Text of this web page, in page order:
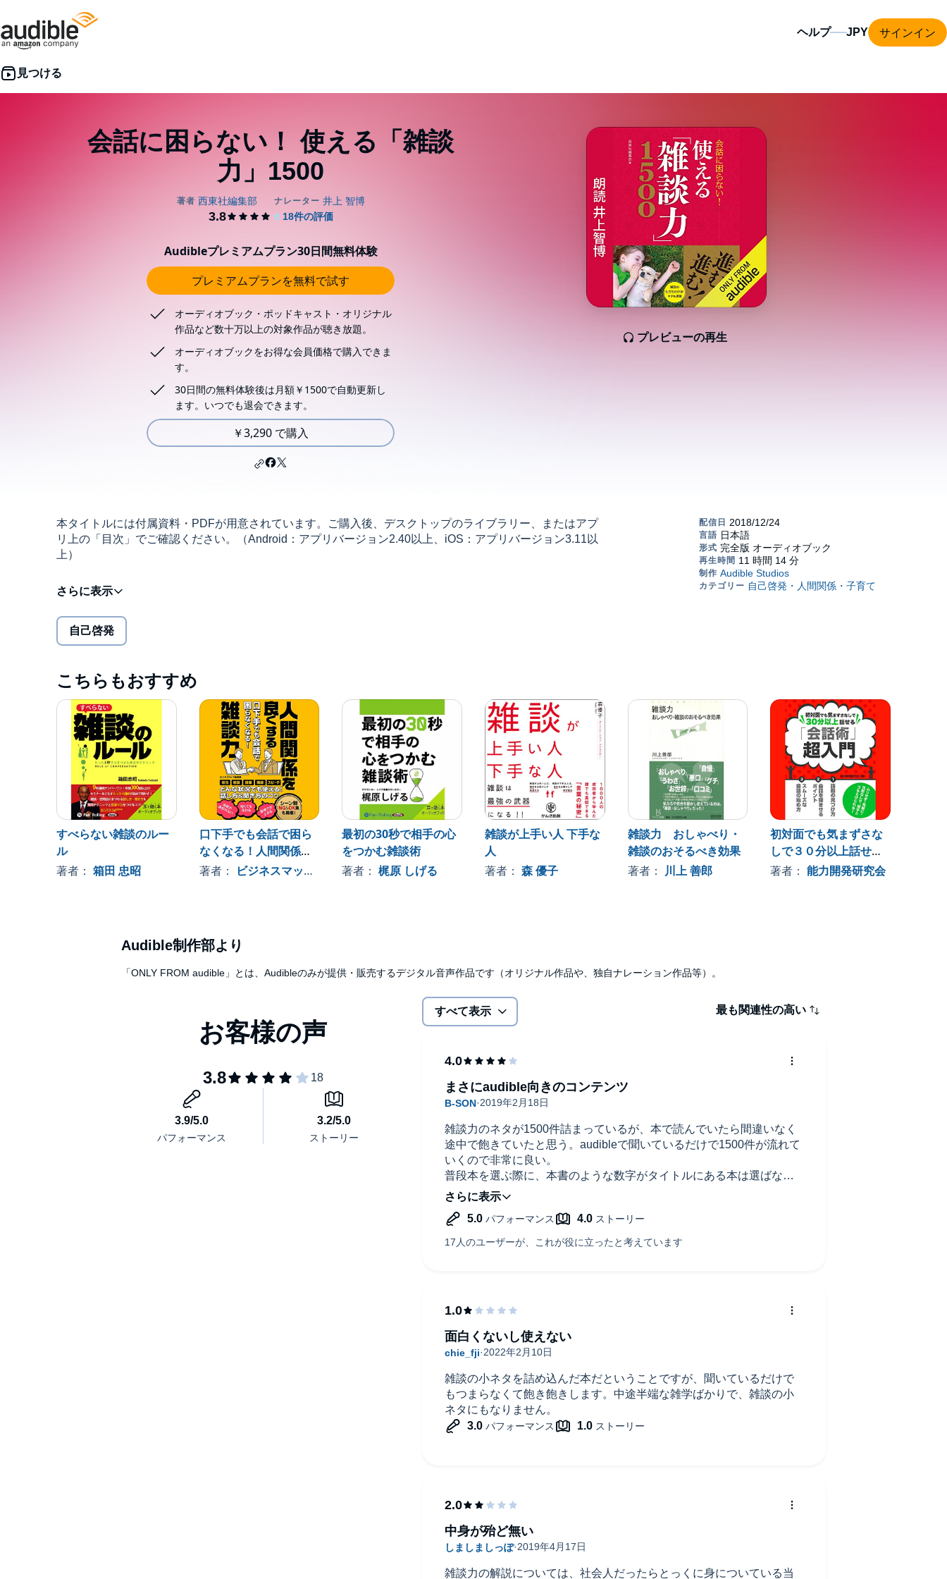
ヘルプ サインイン
会話に困らない！ 使える「雑談
力」1500
プレビューの再生
Audibleプレミアムプラン30日間無料体験
プレミアムプランを無料で試す
オーディオブック・ポッドキャスト・オリジナル
作品など数十万以上の対象作品が聴き放題。
オーディオブックをお得な会員価格で購入できま
す。
30日間の無料体験後は月額￥1500で自動更新し
ます。いつでも退会できます。
￥3,290 で購入
本タイトルには付属資料・PDFが用意されています。ご購入後、デスクトップのライブラリー、またはアプ
リ上の「目次」でご確認ください。（Android：アプリバージョン2.40以上、iOS：アプリバージョン3.11以
上）
★★雑談力が上がれば、仕事力もUPする！★★
初対面向け、万人向け、おもしろ数字、ビジネス、スポーツ・趣味、男女、生活、ランキング、学問などな
雑談がうまくなれば、人としての幅も広がり、どんなシーンでも困らず、人間関係も楽しくなることでしょ
う。仕事でもプライベートでも雑談は必要なもの！！
本書で雑談力をUPして相手と仲良くなるためのコミュニケーション能力を手にいれませんか？
【目次】
プロローグ
人生に役立つ雑談力を身につけよう！
Part１ 初対面向けのネタ
Part２ 万人受けするネタ
Part３ おもしろ数字データ
Part７ 生活のネタ
Part９ 学問のネタ
自己啓発
こちらもおすすめ
すべらない雑談のルー
ル
著者： 箱田 忠昭
口下手でも会話で困ら
なくなる！人間関係を
良くする雑談力
著者： ビジネスマップ編集部
最初の30秒で相手の心
をつかむ雑談術
著者：梶原 しげる
雑談が上手い人 下手な
人
著者： 森 優子
雑談力 おしゃべり・
雑談のおそるべき効果
著者： 川上 善郎
初対面でも気まずさな
しで３０分以上話せ
る 「会話術」超入門
著者：能力開発研究会
Audible制作部より
「ONLY FROM audible」とは、Audibleのみが提供・販売するデジタル音声作品です（オリジナル作品や、独自ナレーション作品等）。
すべて表示 最も関連性の高い
雑談力のネタが1500件詰まっているが、本で読んでいたら間違いなく
途中で飽きていたと思う。audibleで聞いているだけで1500件が流れて
いくので非常に良い。
普段本を選ぶ際に、本書のような数字がタイトルにある本は選ばない
ようにしているのだが、audibleであればこれらの書籍にチャレンジし
てもよいと感じた。
まさにaudible向きのコンテンツ
雑談の小ネタを詰め込んだ本だということですが、聞いているだけで
もつまらなくて飽き飽きします。中途半端な雑学ばかりで、雑談の小
ネタにもなりません。
面白くないし使えない
雑談力の解説については、社会人だったらとっくに身についている当
中身が殆ど無い